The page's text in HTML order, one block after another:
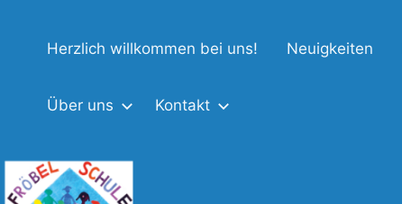
Fröbel-
Augsburg-
Herzlich willkommen bei uns! Neuigkeiten
Über uns Kontakt